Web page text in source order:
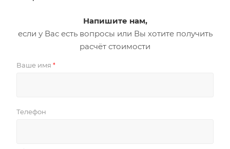
Напишите нам,
если у Вас есть вопросы или Вы хотите получить
расчёт стоимости
Ваше имя *
Телефон